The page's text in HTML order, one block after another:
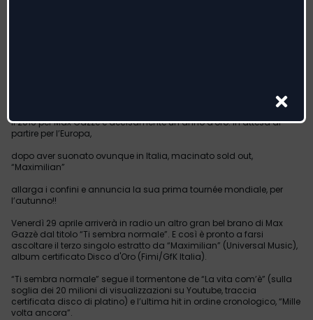
Il 2016 per Max Gazzè è decisamente un anno d'oro. In attesa di
partire per l’Europa,
dopo aver suonato ovunque in Italia, macinato sold out,
“Maximilian”
allarga i confini e annuncia la sua prima tournée mondiale, per
l’autunno!!
Venerdì 29 aprile arriverà in radio un altro gran bel brano di Max
Gazzè dal titolo “Ti sembra normale”. E così è pronto a farsi
ascoltare il terzo singolo estratto da “Maximilian” (Universal Music),
album certificato Disco d'Oro (Fimi/GfK Italia).
“Ti sembra normale” segue il tormentone de “La vita com’è” (sulla
soglia dei 20 milioni di visualizzazioni su Youtube, traccia
certificata disco di platino) e l’ultima hit in ordine cronologico, “Mille
volta ancora”.